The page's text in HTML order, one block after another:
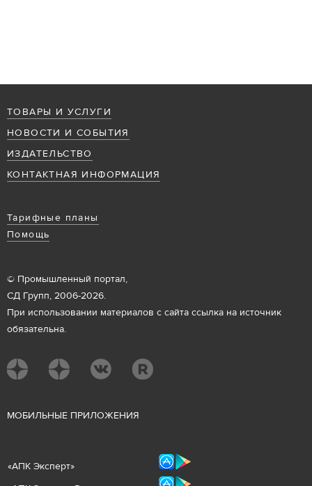
ТОВАРЫ И УСЛУГИ
НОВОСТИ И СОБЫТИЯ
ИЗДАТЕЛЬСТВО
КОНТАКТНАЯ ИНФОРМАЦИЯ
Тарифные планы
Помощь
© Промышленный портал,
СД Групп, 2006-2026.
При использовании материалов с сайта ссылка на источник
обязательна.
МОБИЛЬНЫЕ ПРИЛОЖЕНИЯ
«АПК Эксперт»